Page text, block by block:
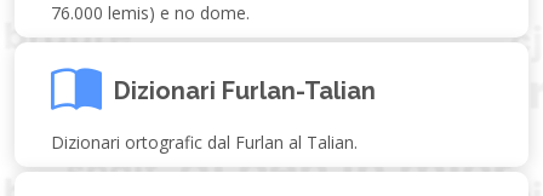
76.000 lemis) e no dome.
Dizionari Furlan-Talian
Dizionari ortografic dal Furlan al Talian.